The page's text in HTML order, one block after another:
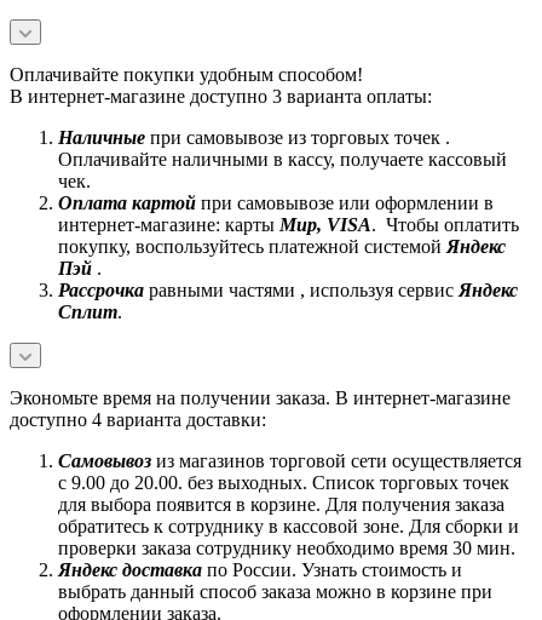
Оплачивайте покупки удобным способом!
В интернет-магазине доступно 3 варианта оплаты:
Наличные при самовывозе из торговых точек .
Оплачивайте наличными в кассу, получаете кассовый
чек.
Оплата картой при самовывозе или оформлении в
интернет-магазине: карты Mир, VISA. Чтобы оплатить
покупку, воспользуйтесь платежной системой Яндекс
Пэй .
Рассрочка равными частями , используя сервис Яндекс
Сплит.
Экономьте время на получении заказа. В интернет-магазине
доступно 4 варианта доставки:
Самовывоз из магазинов торговой сети осуществляется
с 9.00 до 20.00. без выходных. Список торговых точек
для выбора появится в корзине. Для получения заказа
обратитесь к сотруднику в кассовой зоне. Для сборки и
проверки заказа сотруднику необходимо время 30 мин.
Яндекс доставка по России. Узнать стоимость и
выбрать данный способ заказа можно в корзине при
оформлении заказа.